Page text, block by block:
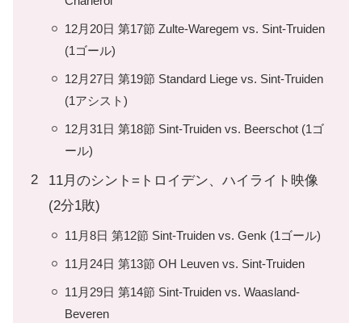
12月20日 第17節 Zulte-Waregem vs. Sint-Truiden
(1ゴール)
12月27日 第19節 Standard Liege vs. Sint-Truiden
(1アシスト)
12月31日 第18節 Sint-Truiden vs. Beerschot (1ゴ
ール)
11月のシント=トロイデン、ハイライト映像
(2分1敗)
11月8日 第12節 Sint-Truiden vs. Genk (1ゴール)
11月24日 第13節 OH Leuven vs. Sint-Truiden
11月29日 第14節 Sint-Truiden vs. Waasland-
Beveren